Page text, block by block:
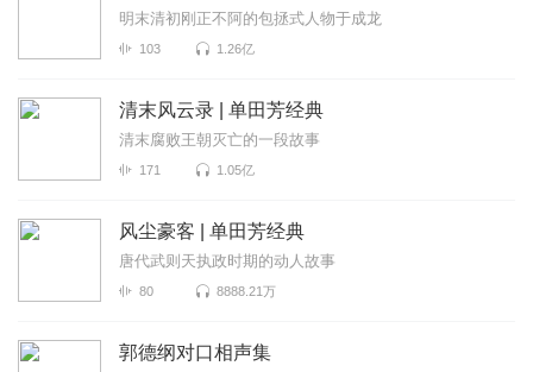
明末清初刚正不阿的包拯式人物于成龙
103 1.26亿
清末风云录 | 单田芳经典
清末腐败王朝灭亡的一段故事
171 1.05亿
风尘豪客 | 单田芳经典
唐代武则天执政时期的动人故事
80 8888.21万
郭德纲对口相声集